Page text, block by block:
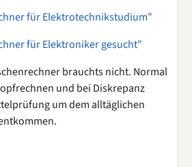
für Elektrotechnikstudium"
für Elektroniker gesucht"
brauchts nicht. Normal
und bei Diskrepanz
um dem alltäglichen